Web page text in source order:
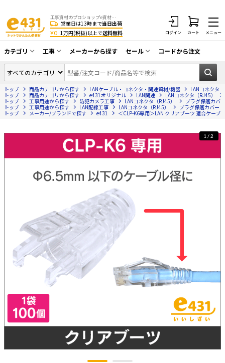
工事資材のプロショップe資材 CATV・アンテナ・防犯・光・LAN・電気・空調工事など
営業日は13時まで当日出荷
¥0 1万円(税抜)以上で送料無料 ログイン カート メニュー
カテゴリ
同軸ケーブル／テレビ用接栓／関連工具
アンテナ・取付金具・ブースター／CATV
部材類
配線補助具（モール・結束バンド・テー
プ類 他）
HDMIケーブル・周辺機器／RCAケーブル
LANケーブル・コネクタ・関連資材/機器
ネットワーク機器
エアコン・換気扇・空調資材
太陽光発電ケーブル・コネクタ・関連資
電源ケーブル／コネクタ／分電盤／ブレ
照明・照明器具
電源タップ・延長コード
スイッチ・コンセント（配線器具）
工事
CATV・アンテナ工事
光工事・FTTH工事
エアコン・換気扇工事
LAN配線工事
電気配管工事
EV充電設備工事
照明設置工事
太陽光発電工事
ホテル・病院向け
メーカーから探す セール
在庫一掃セール
コードから注文
トップ 商品カテゴリから探す LANケーブル・コネクタ・関連資材/機器
LANコネクタ
トップ
商品カテゴリから探す e431オリジナル LAN関連
LANコネクタ（RJ45）
トップ
工事用途から探す 防犯カメラ工事 LANコネクタ（RJ45）
プラグ保護カバー
トップ
工事用途から探す LAN配線工事 LANコネクタ（RJ45）
プラグ保護カバー
トップ
メーカー/ブランドで探す e431 ＜CLP-K6専用＞LAN クリアブーツ 適合ケー
1/2